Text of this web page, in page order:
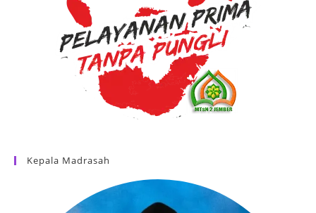
Kepala Madrasah